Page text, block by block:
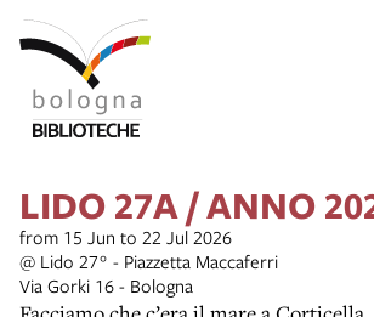
LIDO 27A / ANNO
from 15 Jun to 22 Jul 2026
@ Lido 27° - Piazzetta Maccaferri
Via Gorki 16 - Bologna